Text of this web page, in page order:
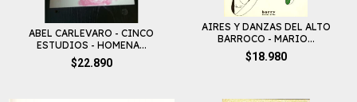
ABEL CARLEVARO - CINCO
ESTUDIOS - HOMENA...
$22.890
AIRES Y DANZAS DEL ALTO
BARROCO - MARIO...
$18.980